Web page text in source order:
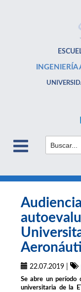
22.07.2019
Se abre un período
universitaria de la